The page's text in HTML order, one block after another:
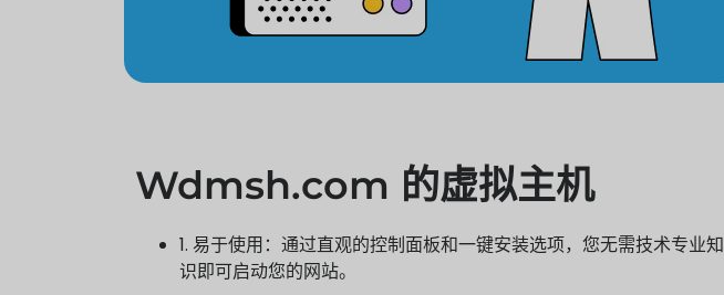
Wdmsh.com 的虚拟主机
1. 易于使用：通过直观的控制面板和一键安装选项，您无需技术专业知
识即可启动您的网站。